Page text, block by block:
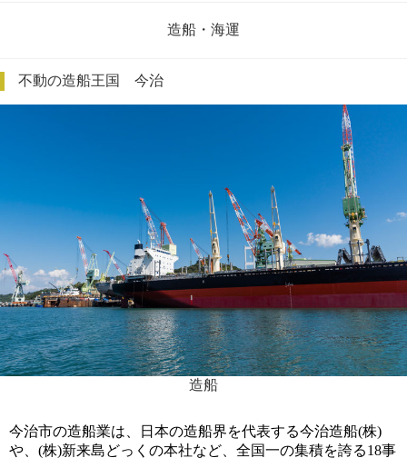
造船・海運
不動の造船王国 今治
造船
今治市の造船業は、日本の造船界を代表する今治造船(株)
や、(株)新来島どっくの本社など、全国一の集積を誇る18事